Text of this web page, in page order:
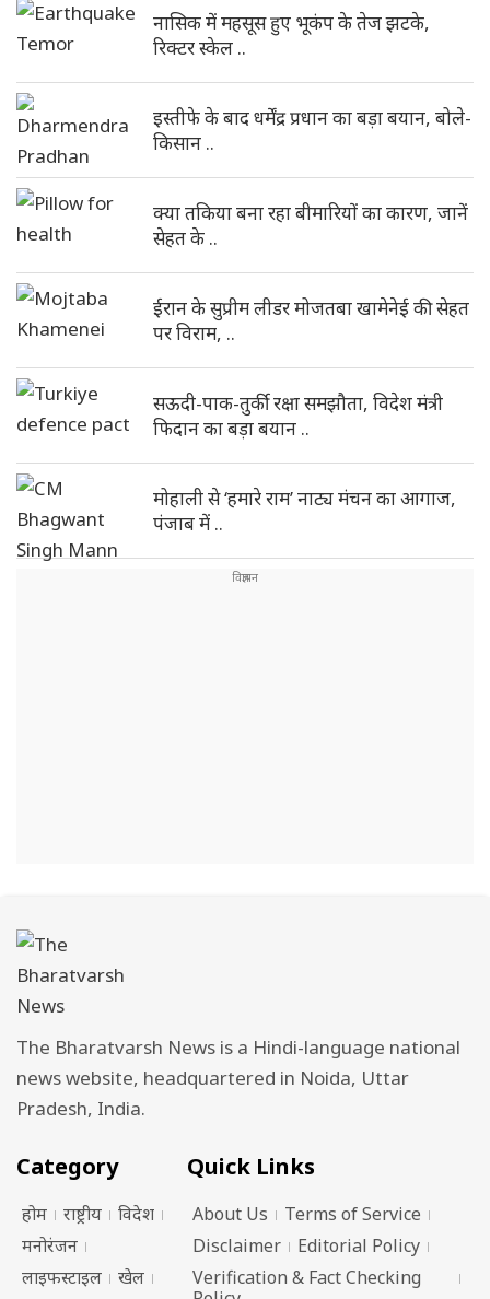
नासिक में महसूस हुए भूकंप के तेज झटके,
रिक्टर स्केल ..
इस्तीफे के बाद धर्मेंद्र प्रधान का बड़ा बयान, बोले-
किसान ..
क्या तकिया बना रहा बीमारियों का कारण, जानें
सेहत के ..
ईरान के सुप्रीम लीडर मोजतबा खामेनेई की सेहत
पर विराम, ..
सऊदी-पाक-तुर्की रक्षा समझौता, विदेश मंत्री
फिदान का बड़ा बयान ..
मोहाली से ‘हमारे राम’ नाट्य मंचन का आगाज,
पंजाब में ..
The Bharatvarsh News is a Hindi-language national
news website, headquartered in Noida, Uttar
Pradesh, India.
Category
होम राष्ट्रीय
विदेश
मनोरंजन
लाइफस्टाइल
खेल
Quick Links
About Us
Terms of Service
Disclaimer
Editorial Policy
Verification & Fact Checking